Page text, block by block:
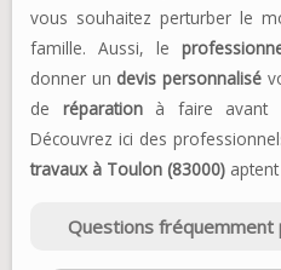
vous souhaitez perturber le
famille. Aussi, le
donner un devis personnalisé
de réparationà faire avant
Découvrez ici des
travaux à Toulon (83000)
Questions fréquemment